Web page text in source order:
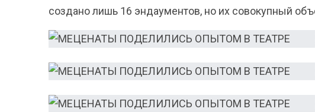
создано лишь 16 эндаументов, но их совокупный